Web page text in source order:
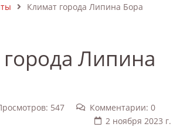
Климат города Липина Бора
Липина
547
Комментарии: 0
2 ноября 2023 г.